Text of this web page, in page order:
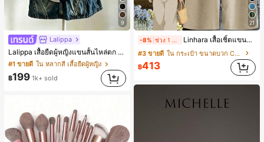
9
Lalippa
Lalippa เสื้อยืดผู้หญิงแขนสั้นไหล่ตก คอวีปกเสื้อ ลายพิมพ์ดิจิทัลลายทาง สไตล์สปอร์ตแฟชั่นมินิมอล ของขวัญสำหรับเพื่อน
#1 ขายดี ใน หลากสี เสื้อยืดผู้หญิง
฿199 1k+ sold
21
-8% Linhara เสื้อเชิ้ตแขนพัฟลายดอกไม้คอปกไม่สมมาตรสำหรับผู้หญิงไซส์ใหญ่ + กางเกงลำลองทรงหลวมเอวยางยืด 2 ชิ้น สำหรับฤดูใบไม้ผลิ/ฤดูร้อน
#3 ขายดี
ใน กระเป๋า ขนาดบวก Co-Ords
฿413